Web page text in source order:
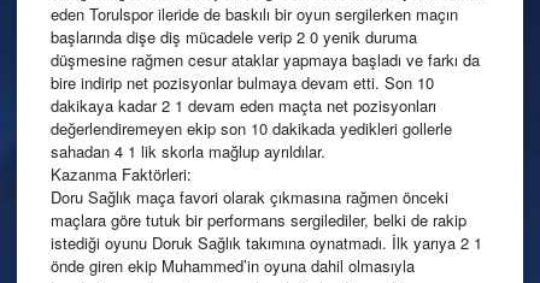
eden Torulspor ileride de baskılı bir oyun sergilerken maçın
başlarında dişe diş mücadele verip 2 0 yenik duruma
düşmesine rağmen cesur ataklar yapmaya başladı ve farkı da
bire indirip net pozisyonlar bulmaya devam etti. Son 10
dakikaya kadar 2 1 devam eden maçta net pozisyonları
değerlendiremeyen ekip son 10 dakikada yedikleri gollerle
sahadan 4 1 lik skorla mağlup ayrıldılar.
Kazanma Faktörleri:
Doru Sağlık maça favori olarak çıkmasına rağmen önceki
maçlara göre tutuk bir performans sergilediler, belki de rakip
istediği oyunu Doruk Sağlık takımına oynatmadı. İlk yarıya 2 1
önde giren ekip Muhammed’in oyuna dahil olmasıyla